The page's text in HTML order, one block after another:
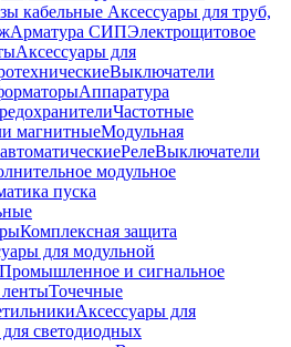
кабельные Аксессуары для труб,
Арматура СИПЭлектрощитовое
Аксессуары для
Выключатели
Аппаратура
Частотные
магнитныеМодульная
РелеВыключатели
модульное
пуска
Комплексная защита
для модульной
Промышленное и сигнальное
Точечные
Аксессуары для
светодиодных